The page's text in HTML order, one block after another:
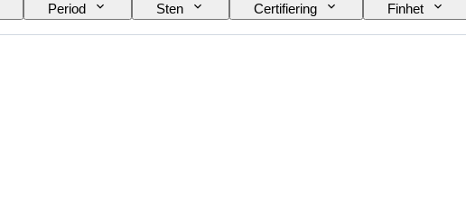
Period Sten Certifiering Finhet
Diamanttyp Size Original / kopia